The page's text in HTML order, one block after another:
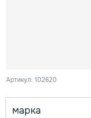
Артикул: 102620
марка